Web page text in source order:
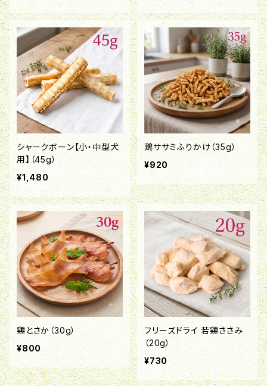
シャークボーン【小・中型犬
用】（45g）
¥1,480
鶏ササミふりかけ（35g）
¥920
鶏とさか（30g）
¥800
フリーズドライ 若鶏ささみ
（20g）
¥730